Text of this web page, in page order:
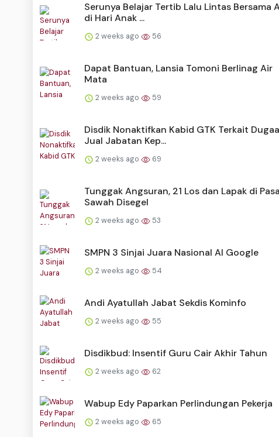
Serunya Belajar Tertib Lalu Lintas Bersama
di Hari Anak ...
2 weeks ago 56
Dapat Bantuan, Lansia Tomoni Berlinag Air
Mata
2 weeks ago 59
Disdik Nonaktifkan Kabid GTK Terkait
Jual Jabatan Kep...
2 weeks ago 69
Tunggak Angsuran, 21 Los dan Lapak di
Sawah Disegel
2 weeks ago 53
SMPN 3 Sinjai Juara Nasional AI Google
2 weeks ago 54
Andi Ayatullah Jabat Sekdis Kominfo
2 weeks ago 55
Disdikbud: Insentif Guru Cair Akhir Tahun
2 weeks ago 62
Wabup Edy Paparkan Perlindungan Pekerja
2 weeks ago 65